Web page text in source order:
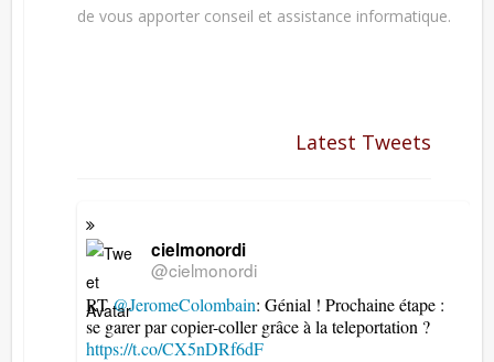
de vous apporter conseil et assistance informatique.
Latest Tweets
cielmonordi
@cielmonordi
RT@JeromeColombain: Génial ! Prochaine étape :
se garer par copier-coller grâce à la teleportation ?
https://t.co/CX5nDRf6dF